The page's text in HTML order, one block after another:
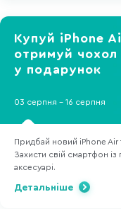
Купуй iPhone
отримуй чохол
у подарунок
03 серпня - 16 серпня
Придбай новий iPhone Air
Захисти свій смартфон
аксесуарі.
Детальніше